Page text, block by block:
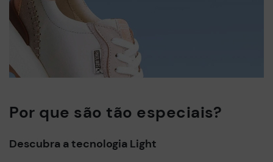
Por que são tão especiais?
Descubra a tecnologia Light